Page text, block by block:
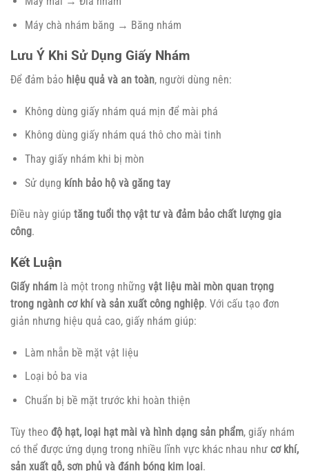
Máy chà nhám băng → Băng nhám
Lưu Ý Khi Sử Dụng Giấy Nhám
Để đảm bảo hiệu quả và an toàn, người dùng nên:
Không dùng giấy nhám quá mịn để mài phá
Không dùng giấy nhám quá thô cho mài tinh
Thay giấy nhám khi bị mòn
Sử dụng kính bảo hộ và găng tay
Điều này giúp tăng tuổi thọ vật tư và đảm bảo chất lượng gia
công.
Kết Luận
Giấy nhám là một trong những vật liệu mài mòn quan trọng
trong ngành cơ khí và sản xuất công nghiệp. Với cấu tạo đơn
giản nhưng hiệu quả cao, giấy nhám giúp:
Làm nhẵn bề mặt vật liệu
Loại bỏ ba via
Chuẩn bị bề mặt trước khi hoàn thiện
Tùy theo độ hạt, loại hạt mài và hình dạng sản phẩm, giấy nhám
có thể được ứng dụng trong nhiều lĩnh vực khác nhau như cơ khí,
sản xuất gỗ, sơn phủ và đánh bóng kim loại.